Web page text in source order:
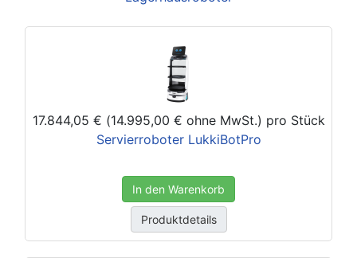
17.844,05 € (14.995,00 € ohne MwSt.) pro Stück
Servierroboter LukkiBotPro
In den Warenkorb
Produktdetails